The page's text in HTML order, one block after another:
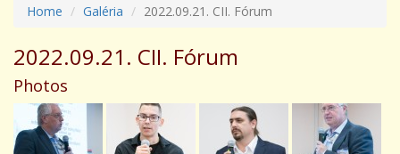
Home
Galéria 2022.09.21. CII. Fórum
2022.09.21. CII. Fórum
Photos